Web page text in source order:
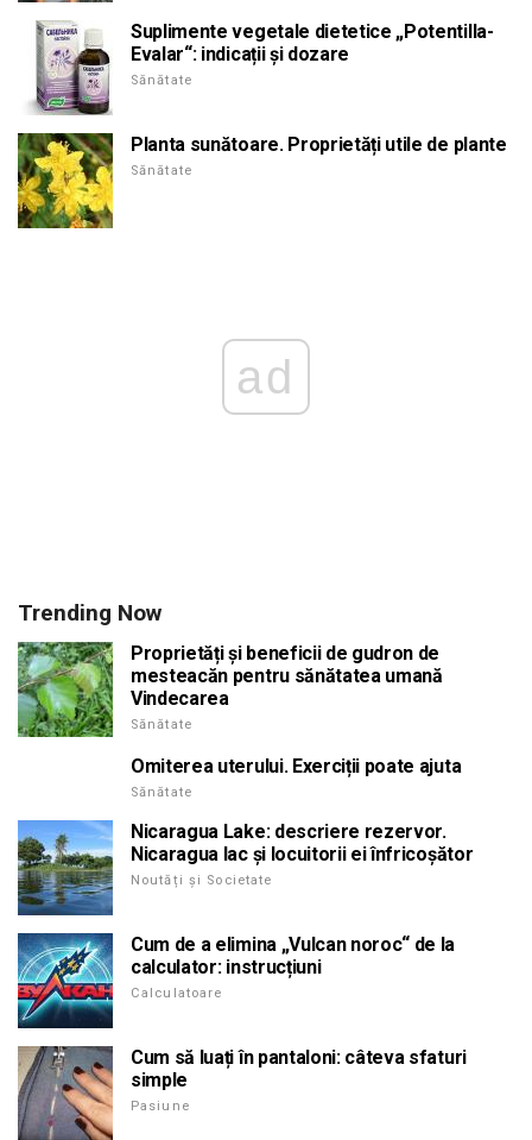
Suplimente vegetale dietetice „Potentilla-
Evalar“: indicații și dozare
Sănătate
Planta sunătoare. Proprietăți utile de plante
Sănătate
ad
Trending Now
Proprietăți și beneficii de gudron de
mesteacăn pentru sănătatea umană
Vindecarea
Sănătate
Omiterea uterului. Exerciții poate ajuta
Sănătate
Nicaragua Lake: descriere rezervor.
Nicaragua lac și locuitorii ei înfricoșător
Noutăți și Societate
Cum de a elimina „Vulcan noroc“ de la
calculator: instrucțiuni
Calculatoare
Cum să luați în pantaloni: câteva sfaturi
simple
Pasiune